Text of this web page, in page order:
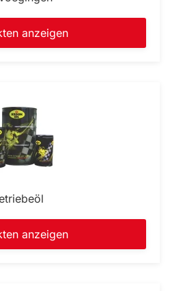
anzeigen
anzeigen